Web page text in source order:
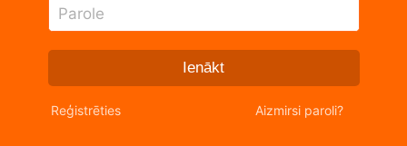
Parole
Ienākt
Reģistrēties Aizmirsi paroli?